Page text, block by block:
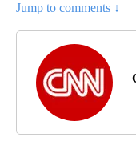
Jump to comments ↓